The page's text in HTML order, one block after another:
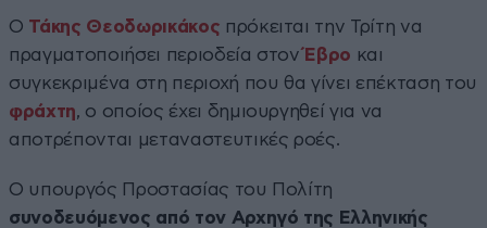
Ο Τάκης Θεοδωρικάκος πρόκειται την Τρίτη να
πραγματοποιήσει περιοδεία στονΈβρο και
συγκεκριμένα στη περιοχή που θα γίνει επέκταση του
φράχτη, ο οποίος έχει δημιουργηθεί για να
αποτρέπονται μεταναστευτικές ροές.
Ο υπουργός Προστασίας του Πολίτη
συνοδευόμενος από τον Αρχηγό της Ελληνικής